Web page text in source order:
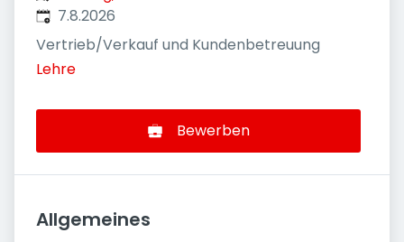
Veröffentlicht
7.8.2026
Vertrieb/Verkauf und Kundenbetreuung
Lehre
Bewerben
Allgemeines